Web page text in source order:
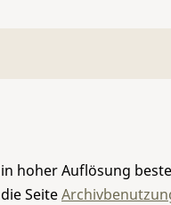
hoher Auflösung
Seite